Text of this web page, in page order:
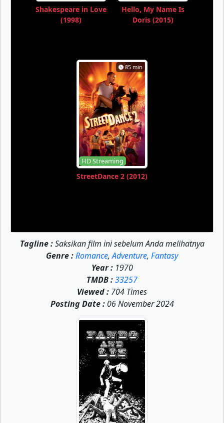
Shakespeare in Love
(1998)
Hello, My Name Is
Doris (2015)
85 min
HD Streaming
StreetDance 2 (2012)
Tagline :Saksikan film ini sebelum Anda melihatnya
Genre :Romance,Adventure, Fantasy
Year :1970
TMDB :33257
Viewed : 704 Times
Posting Date :06 November 2024